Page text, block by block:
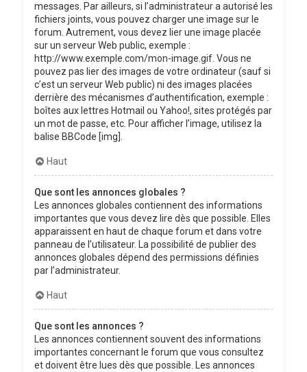
messages. Par ailleurs, si l’administrateur a autorisé les
fichiers joints, vous pouvez charger une image sur le
forum. Autrement, vous devez lier une image placée
sur un serveur Web public, exemple :
http://www.exemple.com/mon-image.gif. Vous ne
pouvez pas lier des images de votre ordinateur (sauf si
c’est un serveur Web public) ni des images placées
derrière des mécanismes d’authentification, exemple :
boîtes aux lettres Hotmail ou Yahoo!, sites protégés par
un mot de passe, etc. Pour afficher l’image, utilisez la
balise BBCode [img].
Haut
Que sont les annonces globales ?
Les annonces globales contiennent des informations
importantes que vous devez lire dès que possible. Elles
apparaissent en haut de chaque forum et dans votre
panneau de l’utilisateur. La possibilité de publier des
annonces globales dépend des permissions définies
par l’administrateur.
Haut
Que sont les annonces ?
Les annonces contiennent souvent des informations
importantes concernant le forum que vous consultez
et doivent être lues dès que possible. Les annonces